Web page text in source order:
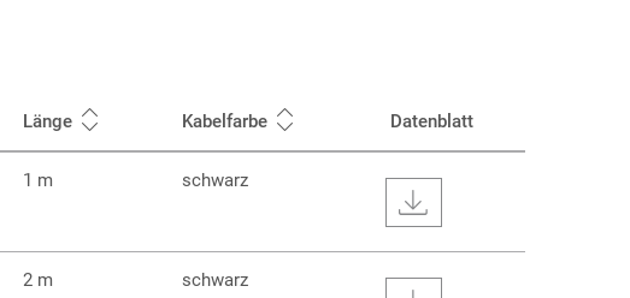
Länge Kabelfarbe Datenblatt
1 m schwarz
2 m schwarz